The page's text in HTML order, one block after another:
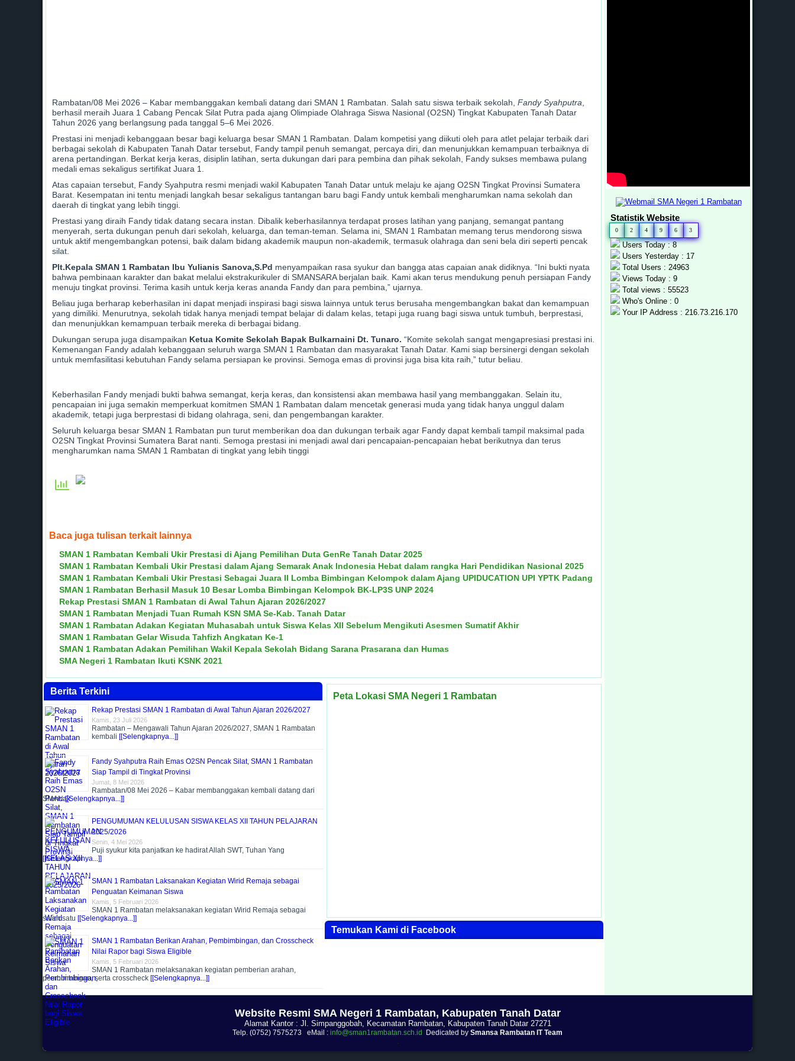
Rambatan/08 Mei 2026 – Kabar membanggakan kembali datang dari SMAN 1 Rambatan. Salah satu siswa terbaik sekolah, Fandy Syahputra
berhasil meraih Juara 1 Cabang Pencak Silat Putra pada ajang Olimpiade Olahraga Siswa Nasional (O2SN) Tingkat Kabupaten Tanah Datar
Tahun 2026 yang berlangsung pada tanggal 5–6 Mei 2026.
Prestasi ini menjadi kebanggaan besar bagi keluarga besar SMAN 1 Rambatan. Dalam kompetisi yang diikuti oleh para atlet pelajar terbaik dari
berbagai sekolah di Kabupaten Tanah Datar tersebut, Fandy tampil penuh semangat, percaya diri, dan menunjukkan kemampuan terbaiknya di
arena pertandingan. Berkat kerja keras, disiplin latihan, serta dukungan dari para pembina dan pihak sekolah, Fandy sukses membawa pulang
medali emas sekaligus sertifikat Juara 1.
Atas capaian tersebut, Fandy Syahputra resmi menjadi wakil Kabupaten Tanah Datar untuk melaju ke ajang O2SN Tingkat Provinsi Sumatera
Barat. Kesempatan ini tentu menjadi langkah besar sekaligus tantangan baru bagi Fandy untuk kembali mengharumkan nama sekolah dan
daerah di tingkat yang lebih tinggi.
Prestasi yang diraih Fandy tidak datang secara instan. Dibalik keberhasilannya terdapat proses latihan yang panjang, semangat pantang
menyerah, serta dukungan penuh dari sekolah, keluarga, dan teman-teman. Selama ini, SMAN 1 Rambatan memang terus mendorong siswa
untuk aktif mengembangkan potensi, baik dalam bidang akademik maupun non-akademik, termasuk olahraga dan seni bela diri seperti pencak
silat.
Plt.Kepala SMAN 1 Rambatan Ibu Yulianis Sanova,S.Pd menyampaikan rasa syukur dan bangga atas capaian anak didiknya. “Ini bukti nyata
bahwa pembinaan karakter dan bakat melalui ekstrakurikuler di SMANSARA berjalan baik. Kami akan terus mendukung penuh persiapan Fandy
menuju tingkat provinsi. Terima kasih untuk kerja keras ananda Fandy dan para pembina,” ujarnya.
Beliau juga berharap keberhasilan ini dapat menjadi inspirasi bagi siswa lainnya untuk terus berusaha mengembangkan bakat dan kemampuan
yang dimiliki. Menurutnya, sekolah tidak hanya menjadi tempat belajar di dalam kelas, tetapi juga ruang bagi siswa untuk tumbuh, berprestasi,
dan menunjukkan kemampuan terbaik mereka di berbagai bidang.
Dukungan serupa juga disampaikan Ketua Komite Sekolah Bapak Bulkarnaini Dt. Tunaro. “Komite sekolah sangat mengapresiasi prestasi ini.
Kemenangan Fandy adalah kebanggaan seluruh warga SMAN 1 Rambatan dan masyarakat Tanah Datar. Kami siap bersinergi dengan sekolah
untuk memfasilitasi kebutuhan Fandy selama persiapan ke provinsi. Semoga emas di provinsi juga bisa kita raih,” tutur beliau.
Keberhasilan Fandy menjadi bukti bahwa semangat, kerja keras, dan konsistensi akan membawa hasil yang membanggakan. Selain itu,
pencapaian ini juga semakin memperkuat komitmen SMAN 1 Rambatan dalam mencetak generasi muda yang tidak hanya unggul dalam
akademik, tetapi juga berprestasi di bidang olahraga, seni, dan pengembangan karakter.
Seluruh keluarga besar SMAN 1 Rambatan pun turut memberikan doa dan dukungan terbaik agar Fandy dapat kembali tampil maksimal pada
O2SN Tingkat Provinsi Sumatera Barat nanti. Semoga prestasi ini menjadi awal dari pencapaian-pencapaian hebat berikutnya dan terus
mengharumkan nama SMAN 1 Rambatan di tingkat yang lebih tinggi
Baca juga tulisan terkait lainnya
SMAN 1 Rambatan Kembali Ukir Prestasi di Ajang Pemilihan Duta GenRe Tanah Datar 2025
SMAN 1 Rambatan Kembali Ukir Prestasi dalam Ajang Semarak Anak Indonesia Hebat dalam rangka Hari Pendidikan Nasional 2025
SMAN 1 Rambatan Kembali Ukir Prestasi Sebagai Juara II Lomba Bimbingan Kelompok dalam Ajang UPIDUCATION UPI YPTK Padang
SMAN 1 Rambatan Berhasil Masuk 10 Besar Lomba Bimbingan Kelompok BK-LP3S UNP 2024
Rekap Prestasi SMAN 1 Rambatan di Awal Tahun Ajaran 2026/2027
SMAN 1 Rambatan Menjadi Tuan Rumah KSN SMA Se-Kab. Tanah Datar
SMAN 1 Rambatan Adakan Kegiatan Muhasabah untuk Siswa Kelas XII Sebelum Mengikuti Asesmen Sumatif Akhir
SMAN 1 Rambatan Gelar Wisuda Tahfizh Angkatan Ke-1
SMAN 1 Rambatan Adakan Pemilihan Wakil Kepala Sekolah Bidang Sarana Prasarana dan Humas
SMA Negeri 1 Rambatan Ikuti KSNK 2021
Berita Terkini
Rekap Prestasi SMAN 1 Rambatan di Awal Tahun Ajaran 2026/2027
Kamis, 23 Juli 2026
Rambatan – Mengawali Tahun Ajaran 2026/2027, SMAN 1 Rambatan
kembali [[Selengkapnya...]]
Fandy Syahputra Raih Emas O2SN Pencak Silat, SMAN 1 Rambatan
Siap Tampil di Tingkat Provinsi
Jumat, 8 Mei 2026
Rambatan/08 Mei 2026 – Kabar membanggakan kembali datang dari
SMAN[[Selengkapnya...]]
PENGUMUMAN KELULUSAN SISWA KELAS XII TAHUN PELAJARAN
2025/2026
Senin, 4 Mei 2026
Puji syukur kita panjatkan ke hadirat Allah SWT, Tuhan Yang
[[Selengkapnya...]]
SMAN 1 Rambatan Laksanakan Kegiatan Wirid Remaja sebagai
Penguatan Keimanan Siswa
Kamis, 5 Februari 2026
SMAN 1 Rambatan melaksanakan kegiatan Wirid Remaja sebagai
salah satu [[Selengkapnya...]]
SMAN 1 Rambatan Berikan Arahan, Pembimbingan, dan Crosscheck
Nilai Rapor bagi Siswa Eligible
Kamis, 5 Februari 2026
SMAN 1 Rambatan melaksanakan kegiatan pemberian arahan,
pembimbingan, serta crosscheck [[Selengkapnya...]]
Peta Lokasi SMA Negeri 1 Rambatan
Temukan Kami di Facebook
Statistik Website
0 2 4 9 6 3
Users Today : 8
Users Yesterday : 17
Total Users : 24963
Views Today : 9
Total views : 55523
Who's Online : 0
Your IP Address : 216.73.216.170
Website Resmi SMA Negeri 1 Rambatan, Kabupaten Tanah Datar
Alamat Kantor : Jl. Simpanggobah, Kecamatan Rambatan, Kabupaten Tanah Datar 27271
Telp. (0752) 7575273 eMail : info@sman1rambatan.sch.id Dedicated by Smansa Rambatan IT Team
.